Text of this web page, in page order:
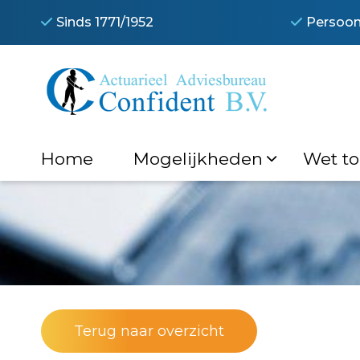
Sinds 1771/1952
Home Mogelijkheden Wet
Terug naar overzicht